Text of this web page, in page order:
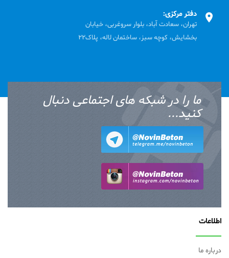
دفتر مرکزی:
تهران، سعادت آباد، بلوار سروغربی، خیابان
بخشایش، کوچه سبز، ساختمان لاله، پلاک22
ما را در شبکه های اجتماعی دنبال
کنید...
اطلاعات
درباره ما